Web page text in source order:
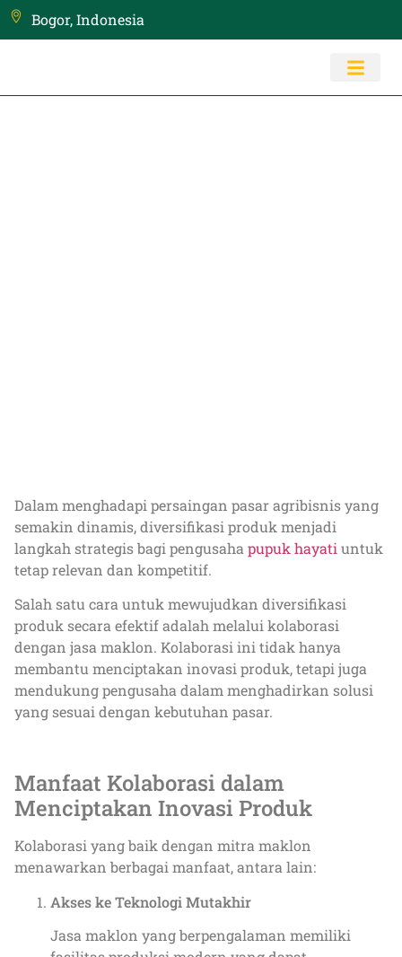
Bogor, Indonesia
Dalam menghadapi persaingan pasar agribisnis yang
semakin dinamis, diversifikasi produk menjadi
langkah strategis bagi pengusaha pupuk hayati untuk
tetap relevan dan kompetitif.
Salah satu cara untuk mewujudkan diversifikasi
produk secara efektif adalah melalui kolaborasi
dengan jasa maklon. Kolaborasi ini tidak hanya
membantu menciptakan inovasi produk, tetapi juga
mendukung pengusaha dalam menghadirkan solusi
yang sesuai dengan kebutuhan pasar.
Manfaat Kolaborasi dalam
Menciptakan Inovasi Produk
Kolaborasi yang baik dengan mitra maklon
menawarkan berbagai manfaat, antara lain:
Akses ke Teknologi Mutakhir
Jasa maklon yang berpengalaman memiliki